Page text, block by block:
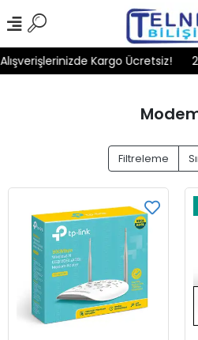
Kargo Ücretsiz!
Filtreleme